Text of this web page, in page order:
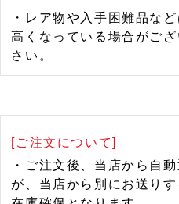
・レア物や入手困難品な
高くなっている場合がご
さい。
[ご注文について]
・ご注文後、当店から自
が、当店から別にお送り